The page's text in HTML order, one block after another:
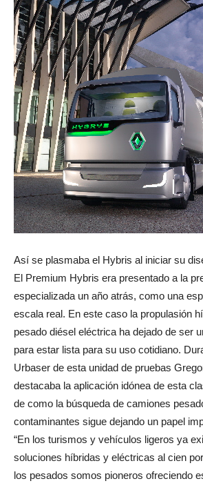
Así se plasmaba el Hybris al iniciar su
El Premium Hybris era presentado a la
especializada un año atrás, como una
escala real. En este caso la propulasión
pesado diésel eléctrica ha dejado de ser
para estar lista para su uso cotidiano.
Urbaser de esta unidad de pruebas
destacaba la aplicación idónea de esta
de como la búsqueda de camiones
contaminantes sigue dejando un papel
“En los turismos y vehículos ligeros ya
soluciones híbridas y eléctricas al cien
los pesados somos pioneros ofreciendo